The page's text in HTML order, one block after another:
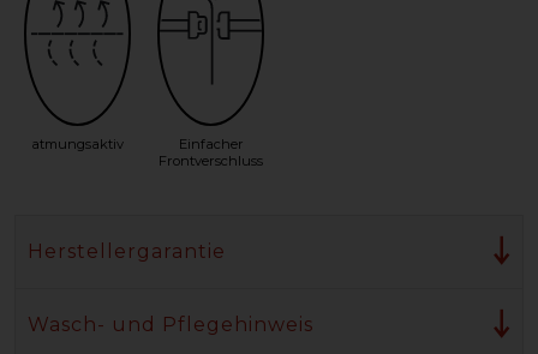
atmungsaktiv
Einfacher
Frontverschluss
Herstellergarantie
Wasch- und Pflegehinweis